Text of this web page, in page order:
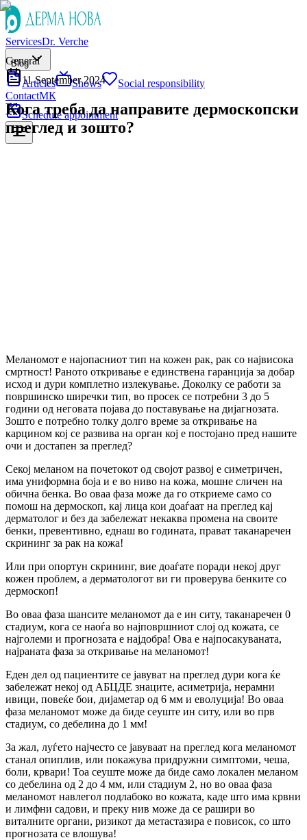
ServicesDr. Verche
Blog
Articles Shows
Social responsibility
ContactМК
Schedule appointment
General
11 September 2024
Кога треба да направите дермоскопски
преглед и зошто?
Меланомот е најопасниот тип на кожен рак, рак со највисока
смртност! Раното откривање е единствена гаранција за добар
исход и дури комплетно излекување. Доколку се работи за
површинско ширечки тип, во просек се потребни 3 до 5
години од неговата појава до поставување на дијагнозата.
Зошто е потребно толку долго време за откривање на
карцином кој се развива на орган кој е постојано пред нашите
очи и достапен за преглед?
Секој меланом на почетокот од својот развој е симетричен,
има униформна боја и е во ниво на кожа, мошне сличен на
обична бенка. Во оваа фаза може да го откриеме само со
помош на дермоскоп, кај лица кои доаѓаат на преглед кај
дерматолог и без да забележат некаква промена на своите
бенки, превентивно, еднаш во годината, прават таканаречен
скрининг за рак на кожа!
Или при опортун скрининг, вие доаѓате поради некој друг
кожен проблем, а дерматологот ви ги проверува бенките со
дермоскоп!
Во оваа фаза шансите меланомот да е ин ситу, таканаречен 0
стадиум, кога се наоѓа во најповршниот слој од кожата, се
најголеми и прогнозата е најдобра! Ова е најпосакуваната,
најраната фаза за откривање на меланомот!
Еден дел од пациентите се јавуват на преглед дури кога ќе
забележат некој од АБЦДЕ знаците, асиметрија, нерамни
ивици, повеќе бои, дијаметар од 6 мм и еволуција! Во оваа
фаза меланомот може да биде сеуште ин ситу, или во прв
стадиум, со дебелина до 1 мм!
За жал, луѓето најчесто се јавуваат на преглед кога меланомот
станал опиплив, или покажува придружни симптоми, чеша,
боли, крвари! Тоа сеуште може да биде само локален меланом
со дебелина од 2 до 4 мм, или стадиум 2, но во оваа фаза
меланомот навлегол подлабоко во кожата, каде што има крвни
и лимфни садови, и преку нив може да се рашири во
виталните органи, ризикот да метастазира е повисок, со што
прогнозата се влошува!